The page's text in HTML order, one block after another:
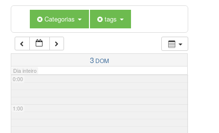
Categorias tags
3 DOM
Dia inteiro
0:00
1:00